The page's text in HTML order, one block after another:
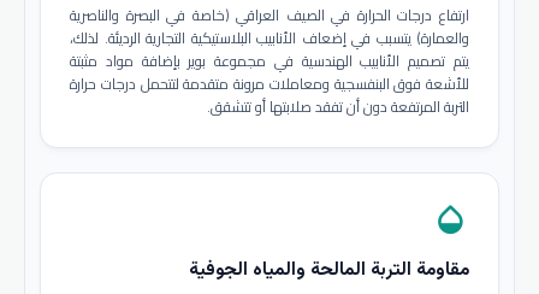
ارتفاع درجات الحرارة في الصيف العراقي (خاصة في البصرة والناصرية
والعمارة) يتسبب في إضعاف الأنابيب البلاستيكية التجارية الرديئة. لذلك،
يتم تصميم الأنابيب الهندسية في مجموعة بوير بإضافة مواد مثبتة
للأشعة فوق البنفسجية ومعاملات مرونة متقدمة لتتحمل درجات حرارة
التربة المرتفعة دون أن تفقد صلابتها أو تتشقق.
opacity
مقاومة التربة المالحة والمياه الجوفية